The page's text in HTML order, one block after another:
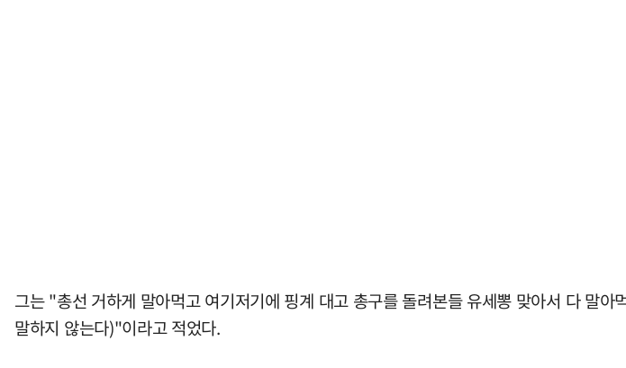
그는 "총선 거하게 말아먹고 여기저기에 핑계 대고 총구를 돌려본들 유세뽕 맞아서 다 말
말하지 않는다)"이라고 적었다.